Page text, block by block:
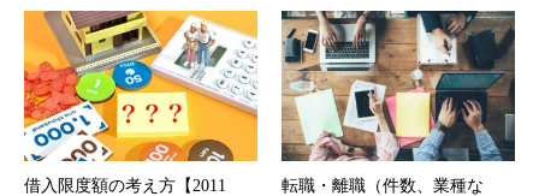
借入限度額の考え方【2011
転職・離職（件数、業種な